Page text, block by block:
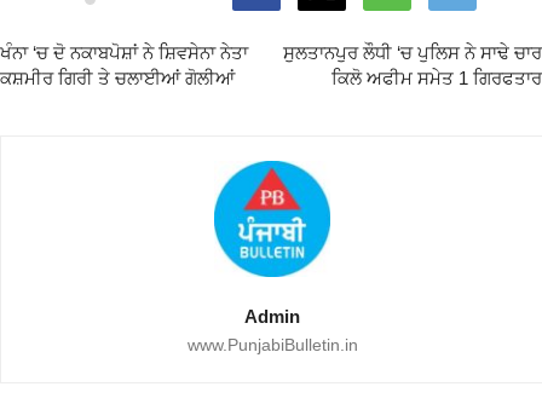
ਖੰਨਾ ‘ਚ ਦੋ ਨਕਾਬਪੋਸ਼ਾਂ ਨੇ ਸ਼ਿਵਸੇਨਾ ਨੇਤਾ
ਕਸ਼ਮੀਰ ਗਿਰੀ ਤੇ ਚਲਾਈਆਂ ਗੋਲੀਆਂ
ਸੁਲਤਾਨਪੁਰ ਲੌਧੀ ‘ਚ ਪੁਲਿਸ ਨੇ ਸਾਢੇ ਚਾਰ
ਕਿਲੋ ਅਫੀਮ ਸਮੇਤ 1 ਗਿਰਫਤਾਰ
Admin
www.PunjabiBulletin.in